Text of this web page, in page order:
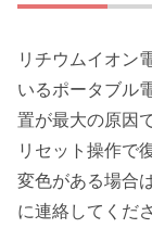
リチウムイオン
いるポータブル
置が最大の原因
リセット操作で
変色がある場合
に連絡してくだ